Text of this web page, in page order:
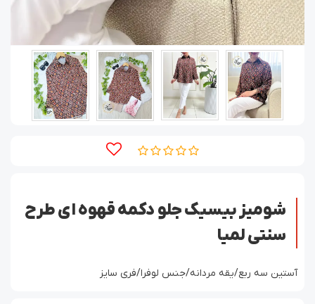
شومیز بیسیک جلو دکمه قهوه ای طرح
سنتی لمیا
آستین سه ربع/یقه مردانه/جنس لوفرا/فری سایز